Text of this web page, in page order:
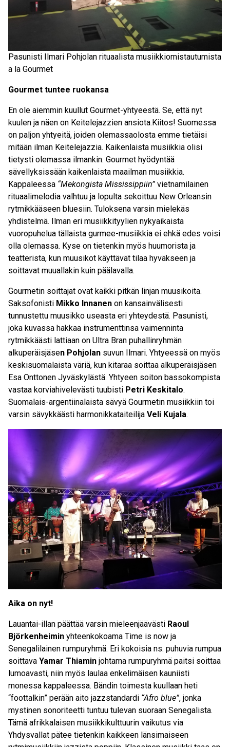
Pasunisti Ilmari Pohjolan rituaalista musiikkiomistautumista
a la Gourmet
Gourmet tuntee ruokansa
En ole aiemmin kuullut Gourmet-yhtyeestä. Se, että nyt
kuulen ja näen on Keitelejazzien ansiota.Kiitos! Suomessa
on paljon yhtyeitä, joiden olemassaolosta emme tietäisi
mitään ilman Keitelejazzia. Kaikenlaista musiikkia olisi
tietysti olemassa ilmankin. Gourmet hyödyntää
sävellyksissään kaikenlaista maailman musiikkia.
Kappaleessa “Mekongista Mississippiin”vietnamilainen
rituaalimelodia valhtuu ja lopulta sekoittuu New Orleansin
rytmikkääseen bluesiin. Tuloksena varsin mielekäs
yhdistelmä. Ilman eri musiikkityylien nykyaikaista
vuoropuhelua tällaista gurmee-musiikkia ei ehkä edes voisi
olla olemassa. Kyse on tietenkin myös huumorista ja
teatterista, kun muusikot käyttävät tilaa hyväkseen ja
soittavat muuallakin kuin päälavalla.
Gourmetin soittajat ovat kaikki pitkän linjan muusikoita.
Saksofonisti Mikko Innanen on kansainvälisesti
tunnustettu muusikko useasta eri yhteydestä. Pasunisti,
joka kuvassa hakkaa instrumenttinsa vaimenninta
rytmikkäästi lattiaan on Ultra Bran puhallinryhmän
alkuperäisjäsen Pohjolan suvun Ilmari. Yhtyeessä on myös
keskisuomalaista väriä, kun kitaraa soittaa alkuperäisjäsen
Esa Onttonen Jyväskylästä. Yhtyeen soiton bassokompista
vastaa korviahivelevästi tuubisti Petri Keskitalo.
Suomalais-argentiinalaista sävyä Gourmetin musiikkiin toi
varsin sävykkäästi harmonikkataiteilija Veli Kujala.
Aika on nyt!
Lauantai-illan päättää varsin mieleenjäävästi Raoul
Björkenheimin yhteenkokoama Time is now ja
Senegalilainen rumpuryhmä. Eri kokoisia ns. puhuvia rumpua
soittava Yamar Thiamin johtama rumpuryhmä paitsi soittaa
lumoavasti, niin myös laulaa enkelimäisen kauniisti
monessa kappaleessa. Bändin toimesta kuullaan heti
“foottalkin” perään aito jazzstandardi “Afro blue”, jonka
mystinen sonoriteetti tuntuu tulevan suoraan Senegalista.
Tämä afrikkalaisen musiikkikulttuurin vaikutus via
Yhdysvallat pätee tietenkin kaikkeen länsimaiseen